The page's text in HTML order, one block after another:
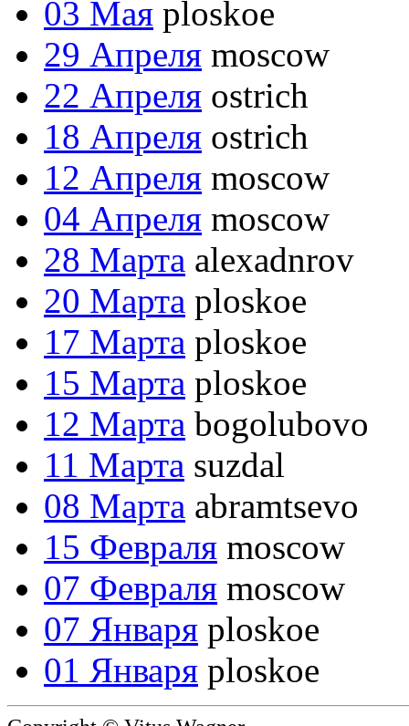
03 Мая ploskoe
29 Апреля moscow
22 Апреля ostrich
18 Апреля ostrich
12 Апреля moscow
04 Апреля moscow
28 Марта alexadnrov
20 Марта ploskoe
17 Марта ploskoe
15 Марта ploskoe
12 Марта bogolubovo
11 Марта suzdal
08 Марта abramtsevo
15 Февраля moscow
07 Февраля moscow
07 Января ploskoe
01 Января ploskoe